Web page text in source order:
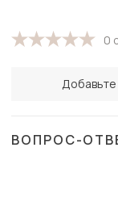
0
Добавьте
ВОПРОС-